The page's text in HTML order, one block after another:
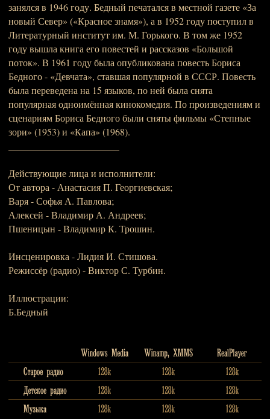
занялся в 1946 году. Бедный печатался в местной газете «За
новый Север» («Красное знамя»), а в 1952 году поступил в
Литературный институт им. М. Горького. В том же 1952
году вышла книга его повестей и рассказов «Большой
поток». В 1961 году была опубликована повесть Бориса
Бедного - «Девчата», ставшая популярной в СССР. Повесть
была переведена на 15 языков, по ней была снята
популярная одноимённая кинокомедия. По произведениям и
сценариям Бориса Бедного были сняты фильмы «Степные
зори» (1953) и «Капа» (1968).
Действующие лица и исполнители:
От автора - Анастасия П. Георгиевская;
Варя - Софья А. Павлова;
Алексей - Владимир А. Андреев;
Пшеницын - Владимир К. Трошин.
Инсценировка - Лидия И. Стишова.
Режиссёр (радио) - Виктор С. Турбин.
Иллюстрации:
Б.Бедный